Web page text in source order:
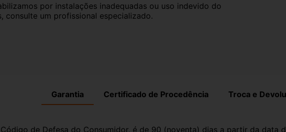
por instalações inadequadas ou uso indevido do
consulte um profissional especializado.
Garantia Certificado de Procedência Troca e
de Defesa do Consumidor, é de 90 (noventa) dias a partir da